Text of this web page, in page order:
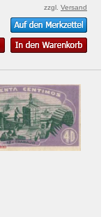
zzgl. Versand